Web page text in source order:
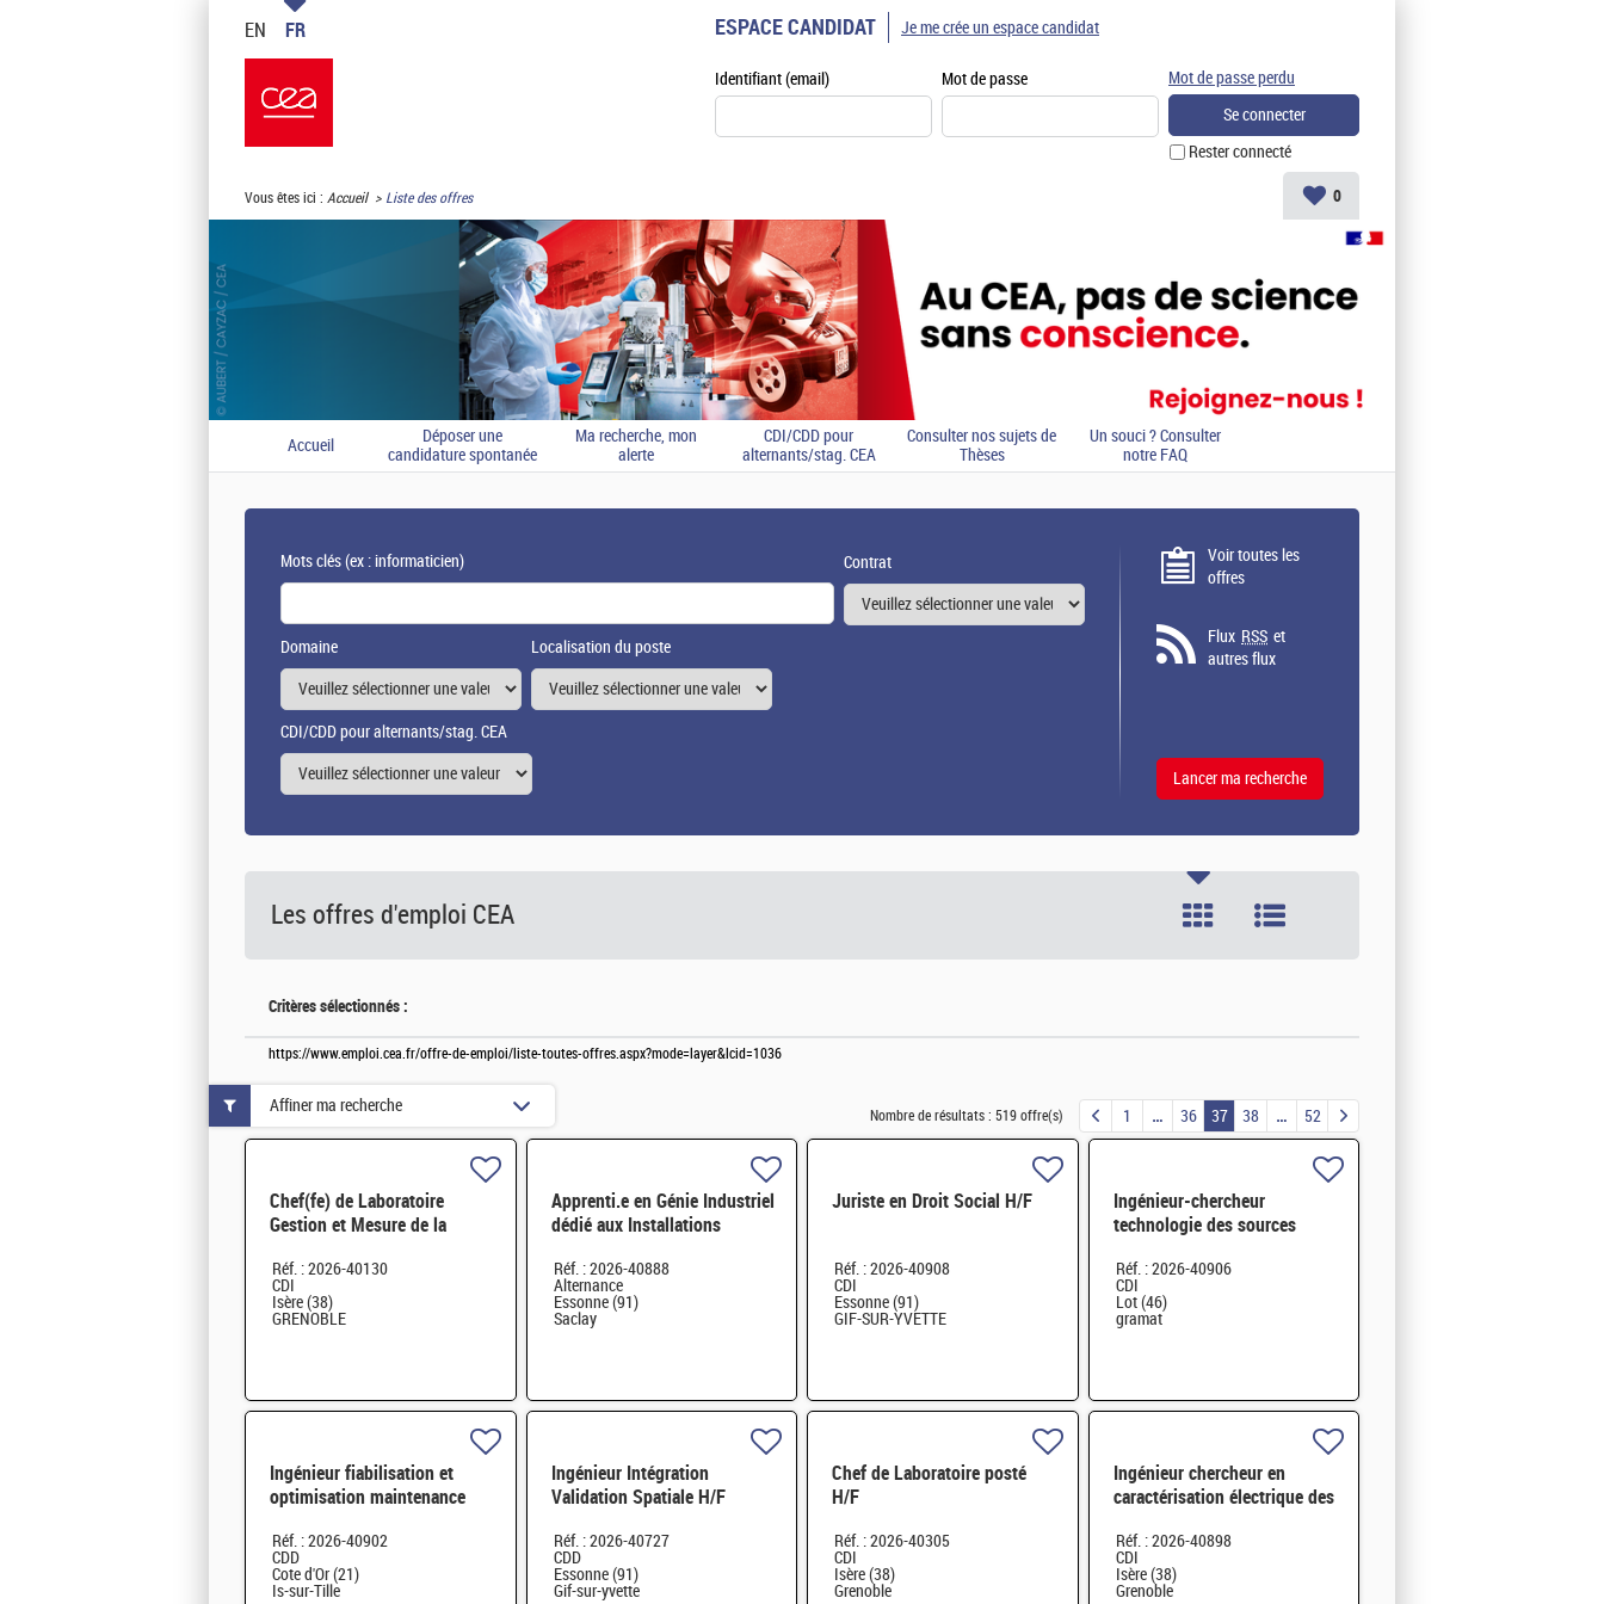
EN FR ESPACE CANDIDAT
Identifiant (email) Mot de passe
Rester connecté
Mot de passe perdu
Je me crée un espace candidat
Vous êtes ici : Accueil Liste des offres 0
Accueil
Déposer une
candidature spontanée
Ma recherche, mon
alerte
CDI/CDD pour
alternants/stag. CEA
Consulter nos sujets de
Thèses
Un souci ? Consulter
notre FAQ
Mots clés(ex : informaticien) Contrat
Domaine Localisation du poste
CDI/CDD pour alternants/stag. CEA
Voir toutes les
offres
Flux RSS et
autres flux
Les offres d'emploi CEA
Critères sélectionnés :
https://www.emploi.cea.fr/offre-de-emploi/liste-toutes-offres.aspx?mode=layer&lcid=1036
Nombre de résultats : 519 offre(s) 1 36 37 38 52
Chef(fe) de Laboratoire
Gestion et Mesure de la
Réf. : 2026-40130
CDI
Isère (38)
GRENOBLE
Apprenti.e en Génie Industriel
dédié aux Installations
Réf. : 2026-40888
Alternance
Essonne (91)
Saclay
Juriste en Droit Social H/F
Réf. : 2026-40908
CDI
Essonne (91)
GIF-SUR-YVETTE
Ingénieur-chercheur
technologie des sources
Réf. : 2026-40906
CDI
Lot (46)
gramat
Ingénieur fiabilisation et
optimisation maintenance
Réf. : 2026-40902
CDD
Cote d'Or (21)
Is-sur-Tille
Ingénieur Intégration
Validation Spatiale H/F
Réf. : 2026-40727
CDD
Essonne (91)
Gif-sur-yvette
Chef de Laboratoire posté
H/F
Réf. : 2026-40305
CDI
Isère (38)
Grenoble
Ingénieur chercheur en
caractérisation électrique des
H/F
Réf. : 2026-40898
CDI
Isère (38)
Grenoble
Affiner ma recherche